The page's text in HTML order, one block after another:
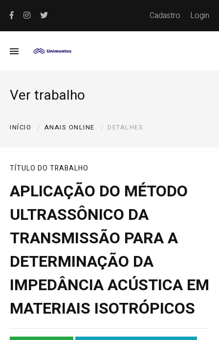
Cadastro Login
Ver trabalho
INÍCIO ANAIS ONLINE DETALHES
TÍTULO DO TRABALHO
APLICAÇÃO DO MÉTODO
ULTRASSÔNICO DA
TRANSMISSÃO PARA A
DETERMINAÇÃO DA
IMPEDÂNCIA ACÚSTICA EM
MATERIAIS ISOTRÓPICOS